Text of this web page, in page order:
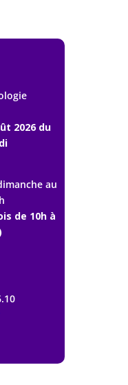
2026 du
au
de 10h à